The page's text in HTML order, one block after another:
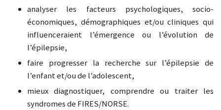
analyser les facteurs psychologiques, socio-
économiques, démographiques et/ou cliniques qui
influenceraient l’émergence ou l’évolution de
l’épilepsie,
faire progresser la recherche sur l’épilepsie de
l’enfant et/ou de l’adolescent,
mieux diagnostiquer, comprendre ou traiter les
syndromes de FIRES/NORSE.